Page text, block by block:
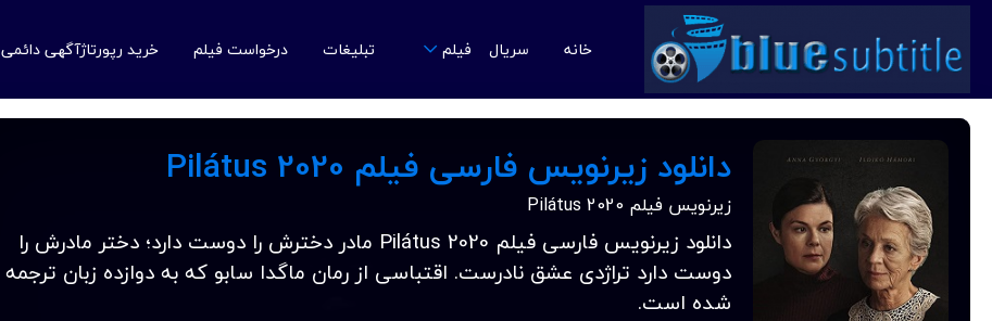
خانه سریال فیلم تبلیغات درخواست فیلم خرید رپورتاژآگهی دائمی
دانلود زیرنویس فارسی فیلم Pilátus 2020
زیرنویس فیلم Pilátus 2020
دانلود زیرنویس فارسی فیلم Pilátus 2020 مادر دخترش را دوست دارد؛ دختر مادرش را
دوست دارد تراژدی عشق نادرست. اقتباسی از رمان ماگدا سابو که به دوازده زبان ترجمه
شده است.